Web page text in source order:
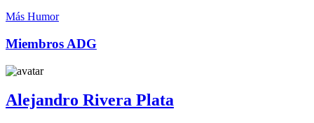
Más Humor
Miembros ADG
Alejandro Rivera Plata